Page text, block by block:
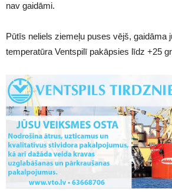
nav gaidāmi.
Pūtīs neliels ziemeļu puses vējš, gaidāma
temperatūra Ventspilī pakāpsies līdz +25